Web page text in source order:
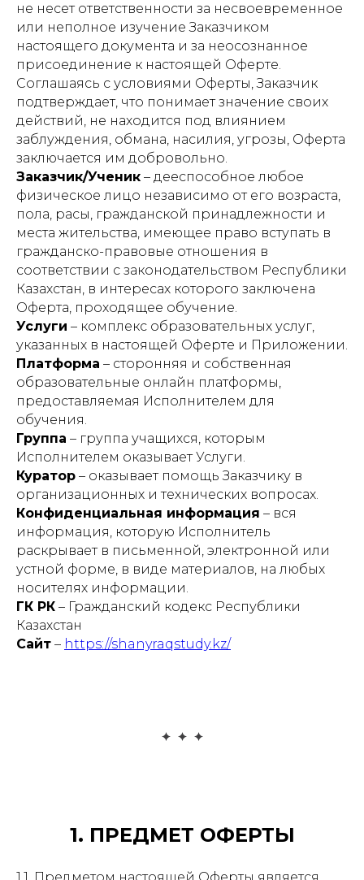
не несет ответственности за несвоевременное
или неполное изучение Заказчиком
настоящего документа и за неосознанное
присоединение к настоящей Оферте.
Соглашаясь с условиями Оферты, Заказчик
подтверждает, что понимает значение своих
действий, не находится под влиянием
заблуждения, обмана, насилия, угрозы, Оферта
заключается им добровольно.
Заказчик/Ученик – дееспособное любое
физическое лицо независимо от его возраста,
пола, расы, гражданской принадлежности и
места жительства, имеющее право вступать в
гражданско-правовые отношения в
соответствии с законодательством Республики
Казахстан, в интересах которого заключена
Оферта, проходящее обучение.
Услуги – комплекс образовательных услуг,
указанных в настоящей Оферте и Приложении.
Платформа – сторонняя и собственная
образовательные онлайн платформы,
предоставляемая Исполнителем для
обучения.
Группа – группа учащихся, которым
Исполнителем оказывает Услуги.
Куратор – оказывает помощь Заказчику в
организационных и технических вопросах.
Конфиденциальная информация – вся
информация, которую Исполнитель
раскрывает в письменной, электронной или
устной форме, в виде материалов, на любых
носителях информации.
ГК РК – Гражданский кодекс Республики
Казахстан
Сайт – https://shanyraqstudy.kz/
1. ПРЕДМЕТ ОФЕРТЫ